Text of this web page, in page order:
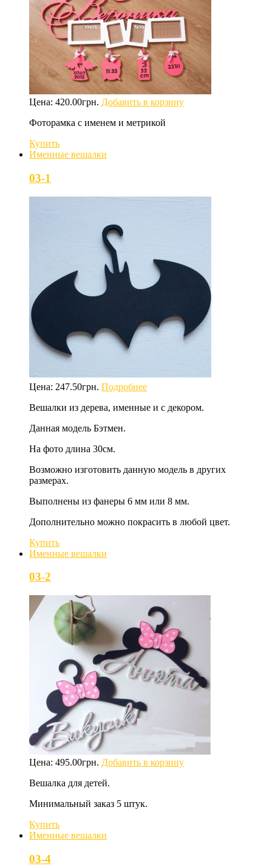
Цена: 420.00грн. Добавить в корзину
Фоторамка с именем и метрикой
Купить
Именные вешалки
03-1
Цена: 247.50грн. Подробнее
Вешалки из дерева, именные и с декором.
Данная модель Бэтмен.
На фото длина 30см.
Возможно изготовить данную модель в других
размерах.
Выполнены из фанеры 6 мм или 8 мм.
Дополнительно можно покрасить в любой цвет.
Купить
Именные вешалки
03-2
Цена: 495.00грн. Добавить в корзину
Вешалка для детей.
Минимальный заказ 5 штук.
Купить
Именные вешалки
03-4